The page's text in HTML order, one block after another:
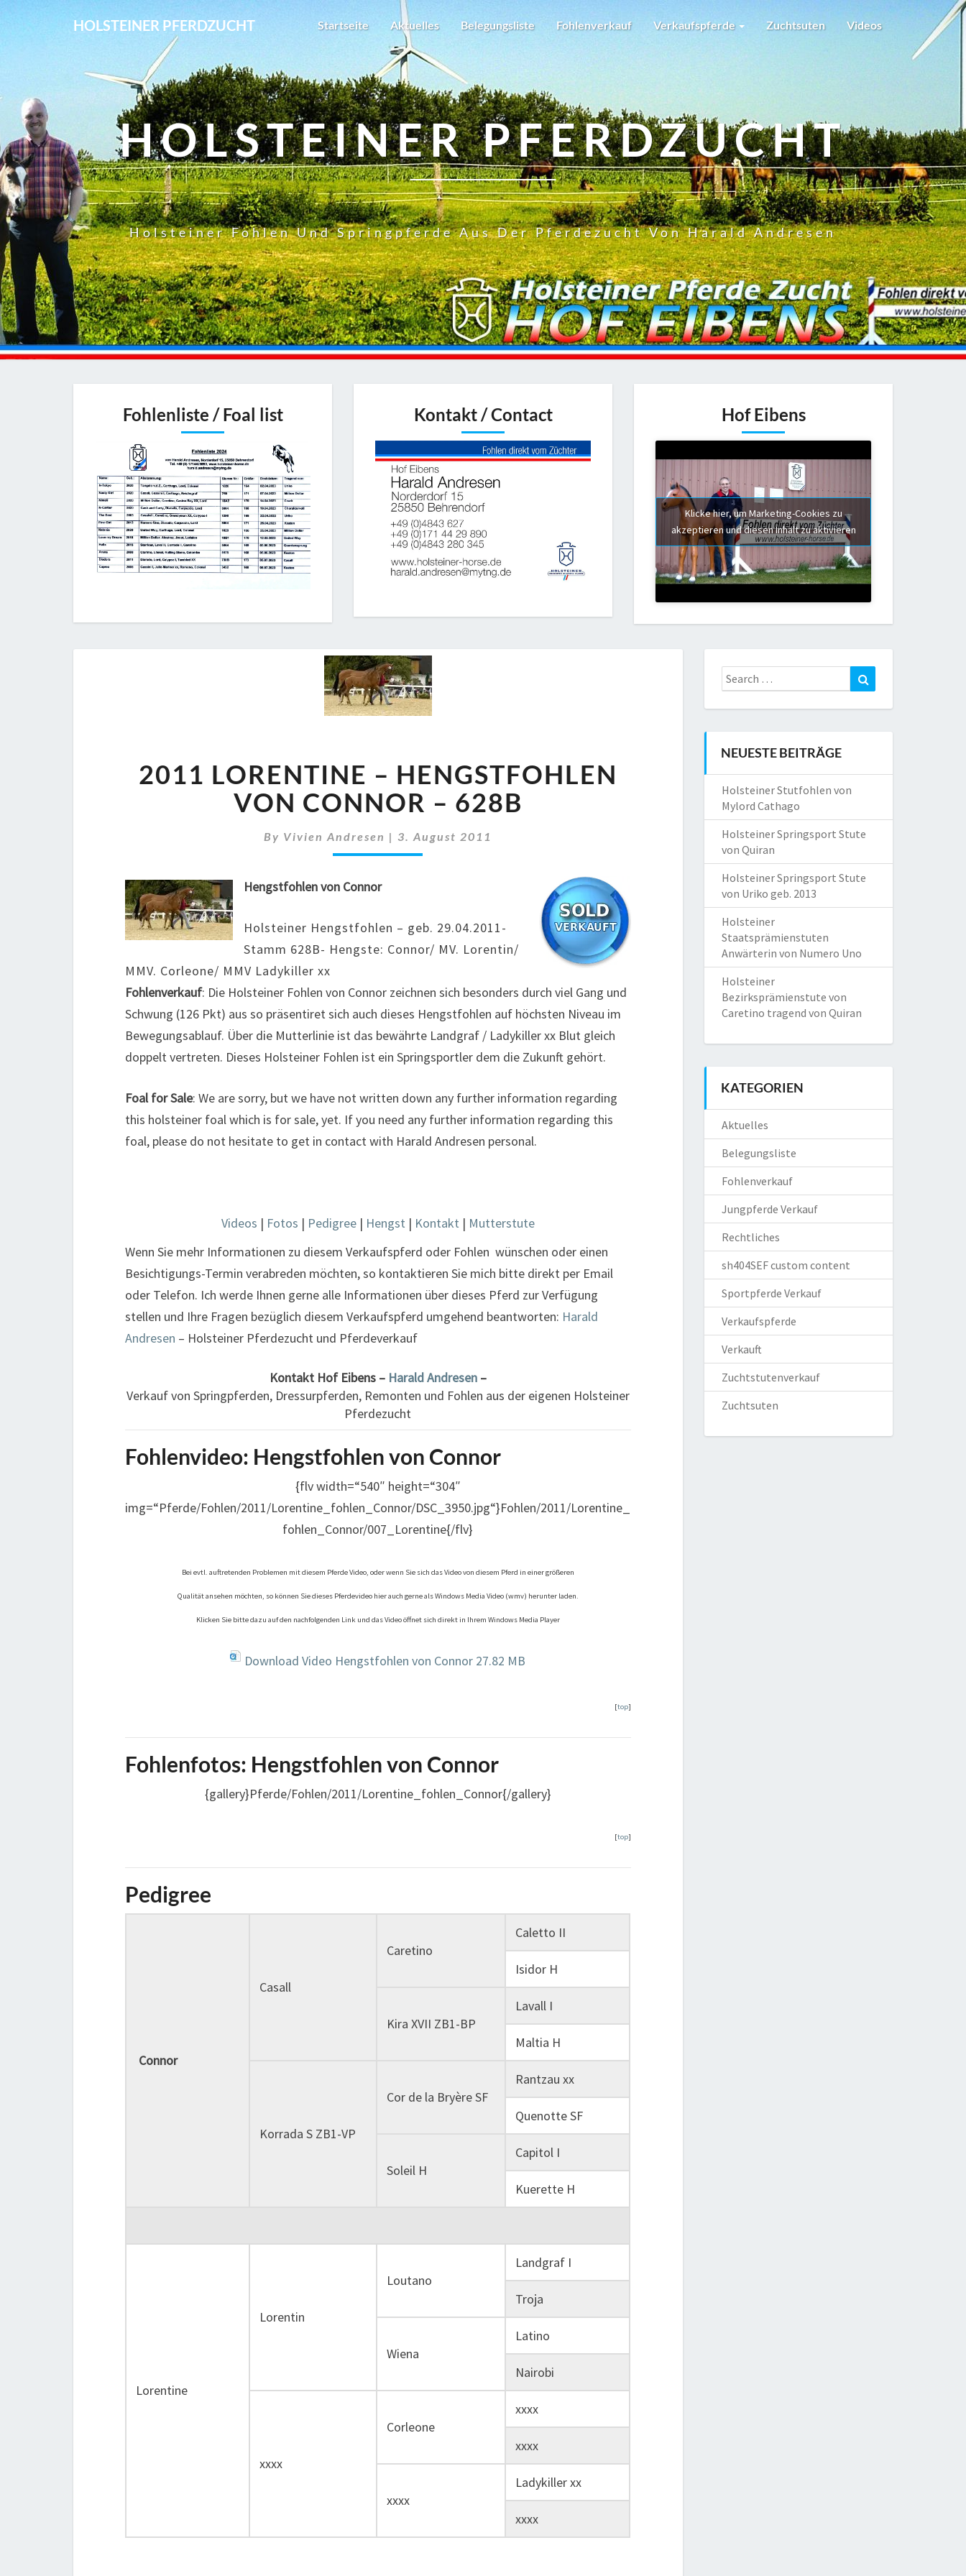
HOLSTEINER PFERDZUCHT Startseite Aktuelles Belegungsliste Fohlenverkauf Verkaufspferde Zuchtsuten Videos
HOLSTEINER PFERDZUCHT
Holsteiner Fohlen Und Springpferde Aus Der Pferdezucht Von Harald Andresen
Fohlenliste / Foal list Kontakt / Contact Hof Eibens
Klicke hier, um Marketing-Cookies zu
akzeptieren und diesen Inhalt zu aktivieren
LORENTINE
–
HENGSTFOHLEN
CONNOR
628B
2011 LORENTINE – HENGSTFOHLEN
VON CONNOR – 628B
By Vivien Andresen | 3. August 2011
Hengstfohlen von Connor
Holsteiner Hengstfohlen – geb. 29.04.2011-
Stamm 628B- Hengste: Connor/ MV. Lorentin/
MMV. Corleone/ MMV Ladykiller xx
Fohlenverkauf: Die Holsteiner Fohlen von Connor zeichnen sich besonders durch viel Gang und
Schwung (126 Pkt) aus so präsentiret sich auch dieses Hengstfohlen auf höchsten Niveau im
Bewegungsablauf. Über die Mutterlinie ist das bewährte Landgraf / Ladykiller xx Blut gleich
doppelt vertreten. Dieses Holsteiner Fohlen ist ein Springsportler dem die Zukunft gehört.
Foal for Sale: We are sorry, but we have not written down any further information regarding
this holsteiner foal which is for sale, yet. If you need any further information regarding this
foal, please do not hesitate to get in contact with Harald Andresen personal.
Videos | Fotos | Pedigree | Hengst | Kontakt | Mutterstute
Wenn Sie mehr Informationen zu diesem Verkaufspferd oder Fohlen wünschen oder einen
Besichtigungs-Termin verabreden möchten, so kontaktieren Sie mich bitte direkt per Email
oder Telefon. Ich werde Ihnen gerne alle Informationen über dieses Pferd zur Verfügung
stellen und Ihre Fragen bezüglich diesem Verkaufspferd umgehend beantworten: Harald
Andresen – Holsteiner Pferdezucht und Pferdeverkauf
Kontakt Hof Eibens – Harald Andresen–
Verkauf von Springpferden, Dressurpferden, Remonten und Fohlen aus der eigenen Holsteiner
Pferdezucht
Fohlenvideo: Hengstfohlen von Connor
{flv width=“540″ height=“304″
img=“Pferde/Fohlen/2011/Lorentine_fohlen_Connor/DSC_3950.jpg“}Fohlen/2011/Lorentine_
fohlen_Connor/007_Lorentine{/flv}
Bei evtl. auftretenden Problemen mit diesem Pferde Video, oder wenn Sie sich das Video von diesem Pferd in einer größeren
Qualität ansehen möchten, so können Sie dieses Pferdevideo hier auch gerne als Windows Media Video (wmv) herunter laden.
Klicken Sie bitte dazu auf den nachfolgenden Link und das Video öffnet sich direkt in Ihrem Windows Media Player
Download Video Hengstfohlen von Connor 27.82 MB
[top]
Fohlenfotos: Hengstfohlen von Connor
{gallery}Pferde/Fohlen/2011/Lorentine_fohlen_Connor{/gallery}
[top]
Pedigree
Connor
Casall
Caretino
Caletto II
Isidor H
Kira XVII ZB1-BP
Lavall I
Maltia H
Korrada S ZB1-VP
Cor de la Bryère SF
Rantzau xx
Quenotte SF
Soleil H
Capitol I
Kuerette H
Lorentine
Lorentin
Loutano
Landgraf I
Troja
Wiena
Latino
Nairobi
xxxx
Corleone
xxxx
xxxx
xxxx
Ladykiller xx
xxxx
Search
for:
NEUESTE BEITRÄGE
Holsteiner Stutfohlen von
Mylord Cathago
Holsteiner Springsport Stute
von Quiran
Holsteiner Springsport Stute
von Uriko geb. 2013
Holsteiner
Staatsprämienstuten
Anwärterin von Numero Uno
Holsteiner
Bezirksprämienstute von
Caretino tragend von Quiran
KATEGORIEN
Aktuelles
Belegungsliste
Fohlenverkauf
Jungpferde Verkauf
Rechtliches
sh404SEF custom content
Sportpferde Verkauf
Verkaufspferde
Verkauft
Zuchtstutenverkauf
Zuchtsuten